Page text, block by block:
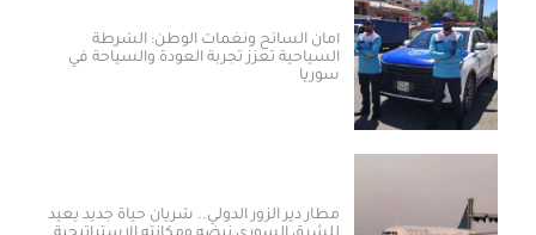
أمان السائح ونغمات الوطن: الشرطة
السياحية تعزز تجربة العودة والسياحة في
سوريا
مطار دير الزور الدولي.. شريان حياة جديد يعيد